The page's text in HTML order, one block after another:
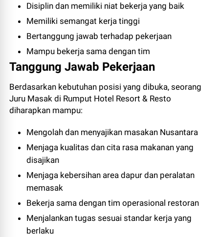
Disiplin dan memiliki niat bekerja yang baik
Memiliki semangat kerja tinggi
Bertanggung jawab terhadap pekerjaan
Mampu bekerja sama dengan tim
Tanggung Jawab Pekerjaan
Berdasarkan kebutuhan posisi yang dibuka, seorang
Juru Masak di Rumput Hotel Resort & Resto
diharapkan mampu:
Mengolah dan menyajikan masakan Nusantara
Menjaga kualitas dan cita rasa makanan yang
disajikan
Menjaga kebersihan area dapur dan peralatan
memasak
Bekerja sama dengan tim operasional restoran
Menjalankan tugas sesuai standar kerja yang
berlaku